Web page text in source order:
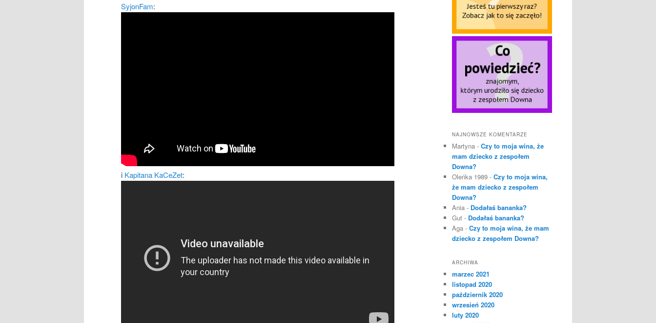
SyjonFam:
i Kapitana KaCeZet:
NAJNOWSZE KOMENTARZE
Martyna - Czy to moja wina, że
mam dziecko z zespołem
Downa?
Oleńka 1989 - Czy to moja wina,
że mam dziecko z zespołem
Downa?
Ania - Dodałaś bananka?
Gut - Dodałaś bananka?
Aga - Czy to moja wina, że mam
dziecko z zespołem Downa?
ARCHIWA
marzec 2021
listopad 2020
październik 2020
wrzesień 2020
luty 2020